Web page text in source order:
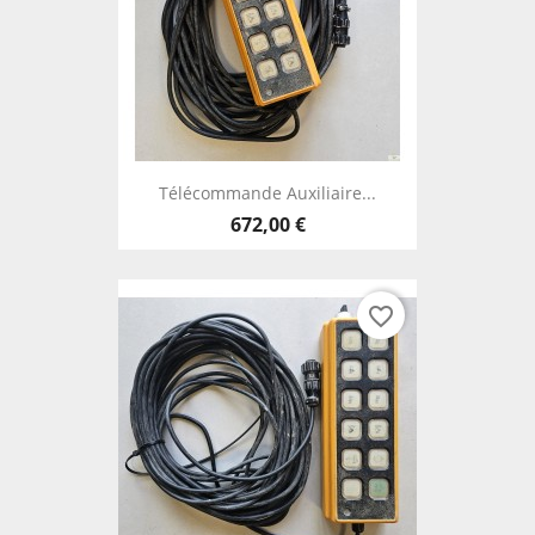
Télécommande Auxiliaire...
672,00 €
favorite_border